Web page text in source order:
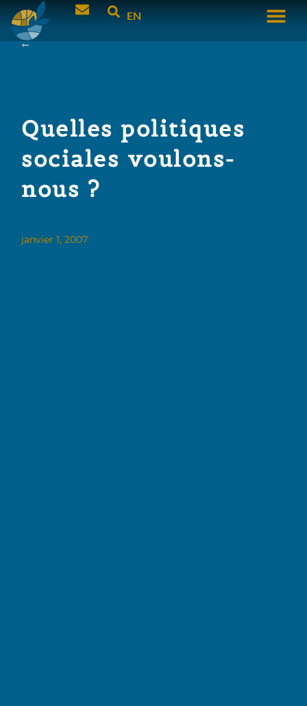
EN
Quelles politiques
sociales voulons-
nous ?
janvier 1, 2007